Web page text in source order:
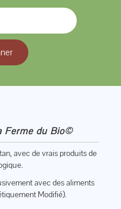
Ferme du Bio©
avec de vrais produits de
avec des aliments
Modifié).